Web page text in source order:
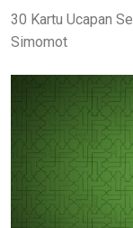
30 Kartu Ucapan
Simomot